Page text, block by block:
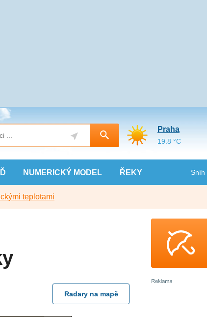
NUMERICKÝ MODEL ŘEKY Sníh
Praha
19.8 °C
teplotami
Radary na mapě